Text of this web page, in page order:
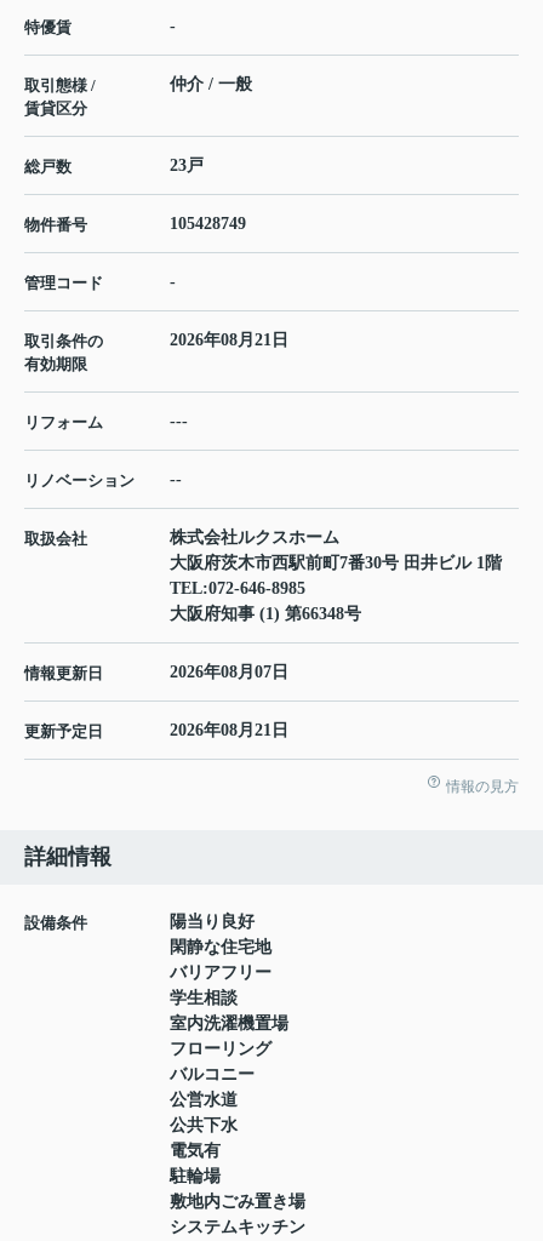
特優賃 -
取引態様 /
賃貸区分
仲介 / 一般
総戸数 23戸
物件番号 105428749
管理コード -
取引条件の
有効期限
2026年08月21日
リフォーム ---
リノベーション --
取扱会社
株式会社ルクスホーム
大阪府茨木市西駅前町7番30号 田井ビル 1階
TEL:072-646-8985
大阪府知事 (1) 第66348号
情報更新日 2026年08月07日
更新予定日 2026年08月21日
情報の見方
詳細情報
設備条件
陽当り良好
閑静な住宅地
バリアフリー
学生相談
室内洗濯機置場
フローリング
バルコニー
公営水道
公共下水
電気有
駐輪場
敷地内ごみ置き場
システムキッチン